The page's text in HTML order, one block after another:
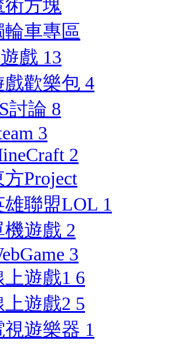
術方塊
輪車專區
戲 13
戲歡樂包 4
討論 8
3
2
方Project
雄聯盟LOL 1
機遊戲 2
3
上遊戲1 6
上遊戲2 5
視遊樂器 1